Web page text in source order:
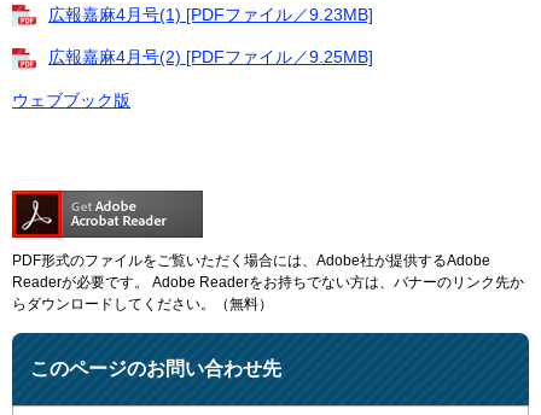
広報嘉麻4月号(1) [PDFファイル／9.23MB]
広報嘉麻4月号(2) [PDFファイル／9.25MB]
ウェブブック版
PDF形式のファイルをご覧いただく場合には、Adobe社が提供するAdobe
Readerが必要です。
Adobe Readerをお持ちでない方は、バナーのリンク先か
らダウンロードしてください。（無料）
このページのお問い合わせ先